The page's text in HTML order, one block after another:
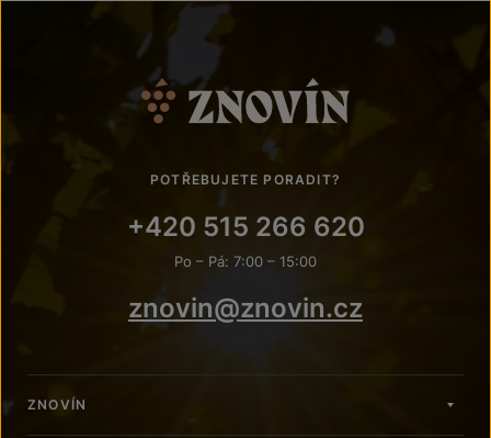
POTŘEBUJETE PORADIT?
+420 515 266 620
Po – Pá: 7:00 – 15:00
znovin@znovin.cz
ZNOVÍN